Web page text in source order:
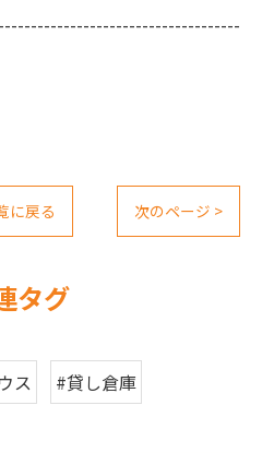
に戻る 次のページ >
タグ
ス #貸し倉庫